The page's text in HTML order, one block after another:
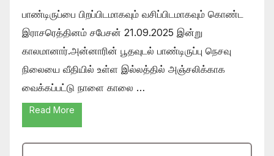
பாண்டிருப்பை பிறப்பிடமாகவும் வசிப்பிடமாகவும் கொண்ட
இராசரெத்தினம் சபேசன் 21.09.2025 இன்று
காலமானார்.அன்னாரின் பூதவுடல் பாண்டிருப்பு நெசவு
நிலையை வீதியில் உள்ள இல்லத்தில் அஞ்சலிக்காக
வைக்கப்பட்டு நாளை காலை …
Read More